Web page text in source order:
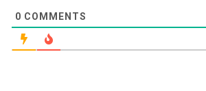
0 COMMENTS